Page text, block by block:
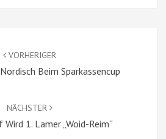
VORHERIGER
Beim Sparkassencup
NÄCHSTER
1. Lamer „Woid-Reim“